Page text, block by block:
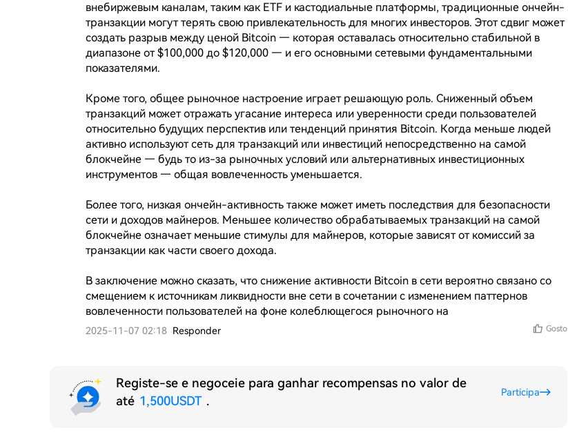
внебиржевым каналам, таким как ETF и кастодиальные платформы, традиционные ончейн-
транзакции могут терять свою привлекательность для многих инвесторов. Этот сдвиг может
создать разрыв между ценой Bitcoin — которая оставалась относительно стабильной в
диапазоне от $100,000 до $120,000 — и его основными сетевыми фундаментальными
показателями.
Кроме того, общее рыночное настроение играет решающую роль. Сниженный объем
транзакций может отражать угасание интереса или уверенности среди пользователей
относительно будущих перспектив или тенденций принятия Bitcoin. Когда меньше людей
активно используют сеть для транзакций или инвестиций непосредственно на самой
блокчейне — будь то из-за рыночных условий или альтернативных инвестиционных
инструментов — общая вовлеченность уменьшается.
Более того, низкая ончейн-активность также может иметь последствия для безопасности
сети и доходов майнеров. Меньшее количество обрабатываемых транзакций на самой
блокчейне означает меньшие стимулы для майнеров, которые зависят от комиссий за
транзакции как части своего дохода.
В заключение можно сказать, что снижение активности Bitcoin в сети вероятно связано со
смещением к источникам ликвидности вне сети в сочетании с изменением паттернов
вовлеченности пользователей на фоне колеблющегося рыночного на
2025-11-07 02:18 Responder Gosto
Registe-se e negoceie para ganhar recompensas no valor de
até 1,500USDT .
Participa